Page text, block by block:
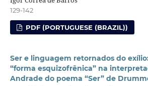
129-142
PDF (PORTUGUESE (BRAZIL))
Ser e linguagem retornados do
“forma esquizofrênica” na
Andrade do poema “Ser” de